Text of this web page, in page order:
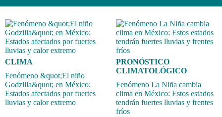
CLIMA
Fenómeno &quot;El niño
Godzilla&quot; en México:
Estados afectados por fuertes
lluvias y calor extremo
PRONÓSTICO
CLIMATOLÓGICO
Fenómeno La Niña cambia
clima en México: Estos estados
tendrán fuertes lluvias y frentes
fríos